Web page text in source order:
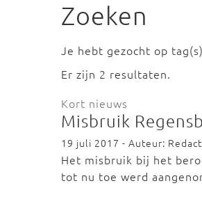
Zoeken
Je hebt gezocht op
Er zijn 2 resultaten.
Kort nieuws
Misbruik
19 juli 2017 - Auteur:
Het misbruik bij het
tot nu toe werd